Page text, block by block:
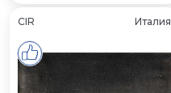
CIR Италия